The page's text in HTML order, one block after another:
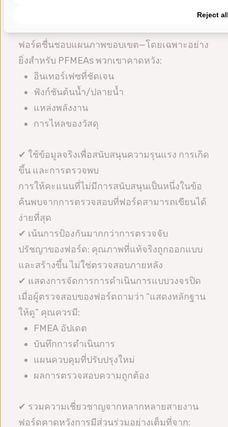
ฟอร์ดชื่นชอบแผนภาพขอบเขต—โดยเฉพาะอย่าง
ยิ่งสำหรับ PFMEAs พวกเขาคาดหวัง:
อินเทอร์เฟซที่ชัดเจน
ฟังก์ชันต้นน้ำ/ปลายน้ำ
แหล่งพลังงาน
การไหลของวัสดุ
✔ ใช้ข้อมูลจริงเพื่อสนับสนุนความรุนแรง การเกิด
ขึ้น และการตรวจพบ
การให้คะแนนที่ไม่มีการสนับสนุนเป็นหนึ่งในข้อ
ค้นพบจากการตรวจสอบที่ฟอร์ดสามารถเขียนได้
ง่ายที่สุด
✔ เน้นการป้องกันมากกว่าการตรวจจับ
ปรัชญาของฟอร์ด: คุณภาพที่แท้จริงถูกออกแบบ
และสร้างขึ้น ไม่ใช่ตรวจสอบภายหลัง
✔ แสดงการจัดการการดำเนินการแบบวงจรปิด
เมื่อผู้ตรวจสอบของฟอร์ดถามว่า “แสดงหลักฐาน
ให้ดู” คุณควรมี:
FMEA อัปเดต
บันทึกการดำเนินการ
แผนควบคุมที่ปรับปรุงใหม่
ผลการตรวจสอบความถูกต้อง
✔ รวมความเชี่ยวชาญจากหลากหลายสายงาน
ฟอร์ดคาดหวังการมีส่วนร่วมอย่างเต็มที่จาก:
Reject